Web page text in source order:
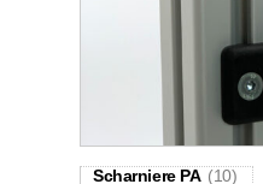
Scharniere PA (10)